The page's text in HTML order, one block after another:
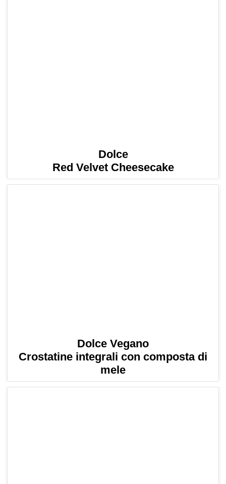
Dolce
Red Velvet Cheesecake
Dolce Vegano
Crostatine integrali con composta di
mele